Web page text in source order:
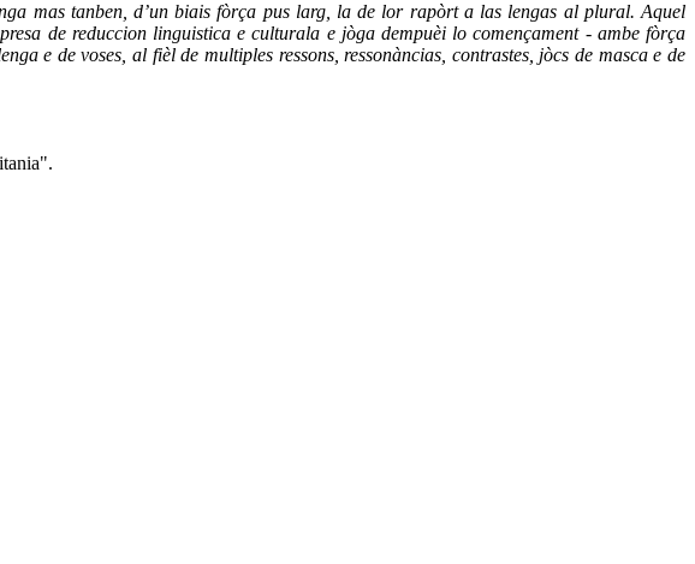
mas tanben, d’un biais fòrça pus larg, la de lor rapòrt a las lengas al plural. Aquel
de reduccion linguistica e culturala e jòga dempuèi lo començament - ambe fòrça
e de voses, al fièl de multiples ressons, ressonàncias, contrastes, jòcs de masca e de